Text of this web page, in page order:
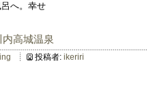
へ。幸せ
高城温泉
投稿者: ikeriri